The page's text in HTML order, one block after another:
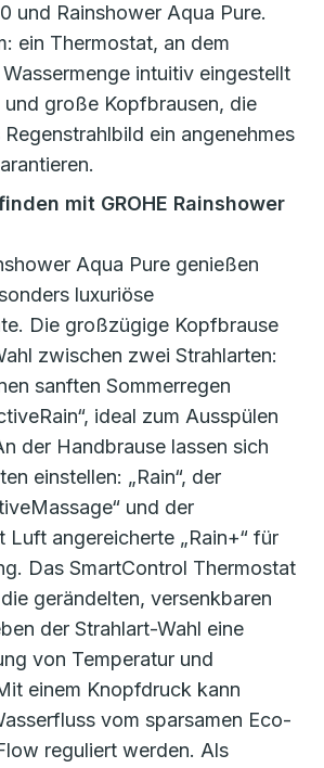
und Rainshower Aqua Pure.
ein Thermostat, an dem
intuitiv eingestellt
große Kopfbrausen, die
ein angenehmes
mit GROHE Rainshower
Aqua Pure genießen
luxuriöse
Die großzügige Kopfbrause
zwischen zwei Strahlarten:
sanften Sommerregen
ideal zum Ausspülen
der Handbrause lassen sich
einstellen: „Rain“, der
und der
Luft angereicherte „Rain+“ für
Das SmartControl Thermostat
gerändelten, versenkbaren
der Strahlart-Wahl eine
von Temperatur und
einem Knopfdruck kann
vom sparsamen Eco-
reguliert werden. Als